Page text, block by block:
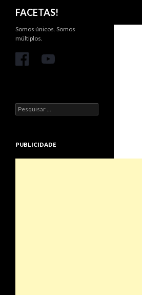
FACETAS!
Somos únicos. Somos
múltiplos.
Pesquisar
por:
PUBLICIDADE